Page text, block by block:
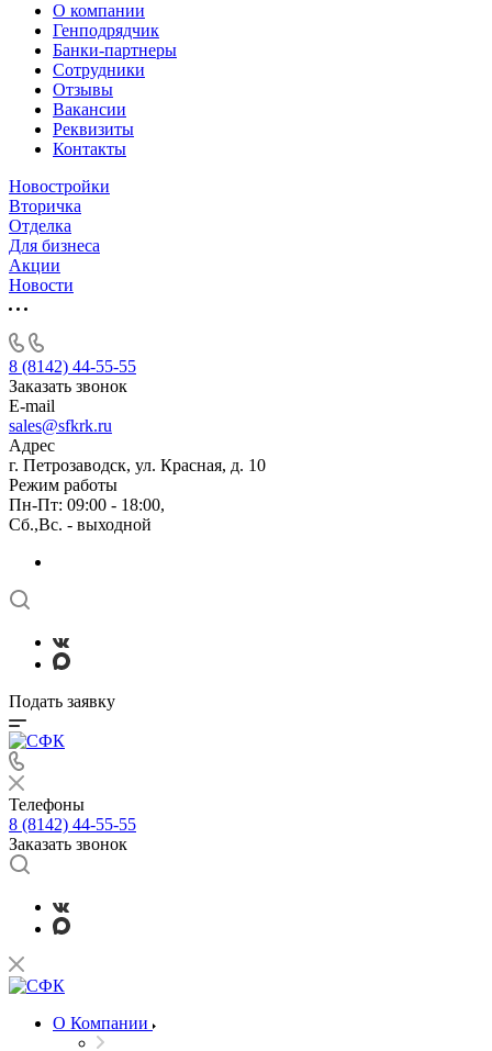
О компании
Генподрядчик
Банки-партнеры
Сотрудники
Отзывы
Вакансии
Реквизиты
Контакты
Новостройки
Вторичка
Отделка
Для бизнеса
Акции
Новости
8 (8142) 44-55-55
Заказать звонок
E-mail
sales@sfkrk.ru
Адрес
г. Петрозаводск, ул. Красная, д. 10
Режим работы
Пн-Пт: 09:00 - 18:00,
Сб.,Вс. - выходной
Подать заявку
Телефоны
8 (8142) 44-55-55
Заказать звонок
О Компании